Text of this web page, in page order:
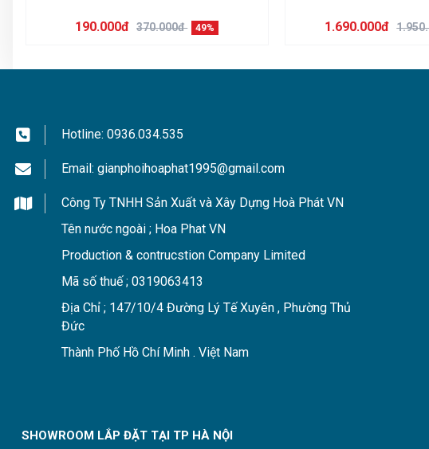
- Trọng lượng: 34 kg
190.000đ 370.000đ 49% 1.690.000đ
Hotline: 0936.034.535
Email: gianphoihoaphat1995@gmail.com
Công Ty TNHH Sản Xuất và Xây Dựng Hoà Phát VN
Tên nước ngoài ; Hoa Phat VN
Production & contrucstion Company Limited
Mã số thuế ; 0319063413
Địa Chỉ ; 147/10/4 Đường Lý Tế Xuyên , Phường Thủ
Đức
Thành Phố Hồ Chí Minh . Việt Nam
SHOWROOM LẮP ĐẶT TẠI TP HÀ NỘI